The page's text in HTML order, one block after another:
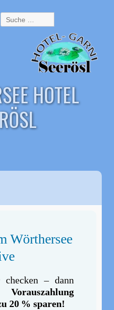
Suche
HOTEL
Wörthersee
checken – dann
20 % sparen!